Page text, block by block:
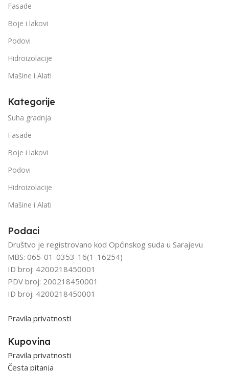
Fasade
Boje i lakovi
Podovi
Hidroizolacije
Mašine i Alati
Kategorije
Suha gradnja
Fasade
Boje i lakovi
Podovi
Hidroizolacije
Mašine i Alati
Podaci
Društvo je registrovano kod Općinskog suda u Sarajevu
MBS: 065-01-0353-16(1-16254)
ID broj: 4200218450001
PDV broj: 200218450001
ID broj: 4200218450001
Pravila privatnosti
Kupovina
Pravila privatnosti
Česta pitanja